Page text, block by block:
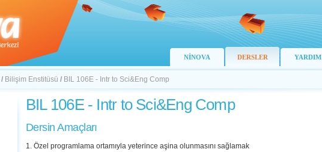
NİNOVA DERSLER YARDIM
/ Bilişim Enstitüsü / BIL 106E - Intr to Sci&Eng Comp
BIL 106E - Intr to Sci&Eng Comp
Dersin Amaçları
1. Özel programlama ortamıyla yeterince aşina olunmasını sağlamak